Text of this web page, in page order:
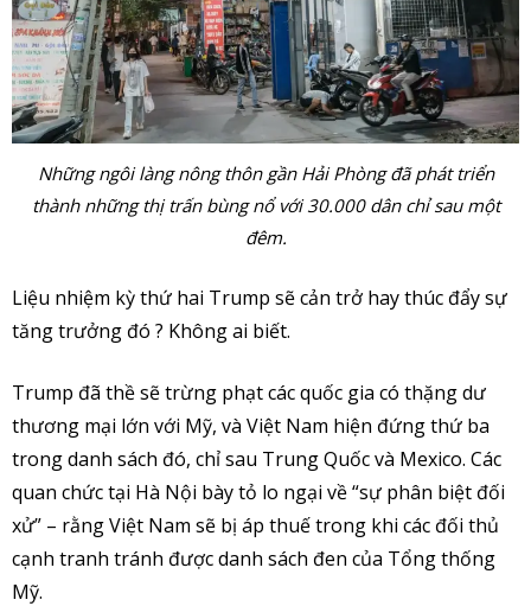
Những ngôi làng nông thôn gần Hải Phòng đã phát triển
thành những thị trấn bùng nổ với 30.000 dân chỉ sau một
đêm.
Liệu nhiệm kỳ thứ hai Trump sẽ cản trở hay thúc đẩy sự
tăng trưởng đó ? Không ai biết.
Trump đã thề sẽ trừng phạt các quốc gia có thặng dư
thương mại lớn với Mỹ, và Việt Nam hiện đứng thứ ba
trong danh sách đó, chỉ sau Trung Quốc và Mexico. Các
quan chức tại Hà Nội bày tỏ lo ngại về “sự phân biệt đối
xử” – rằng Việt Nam sẽ bị áp thuế trong khi các đối thủ
cạnh tranh tránh được danh sách đen của Tổng thống
Mỹ.